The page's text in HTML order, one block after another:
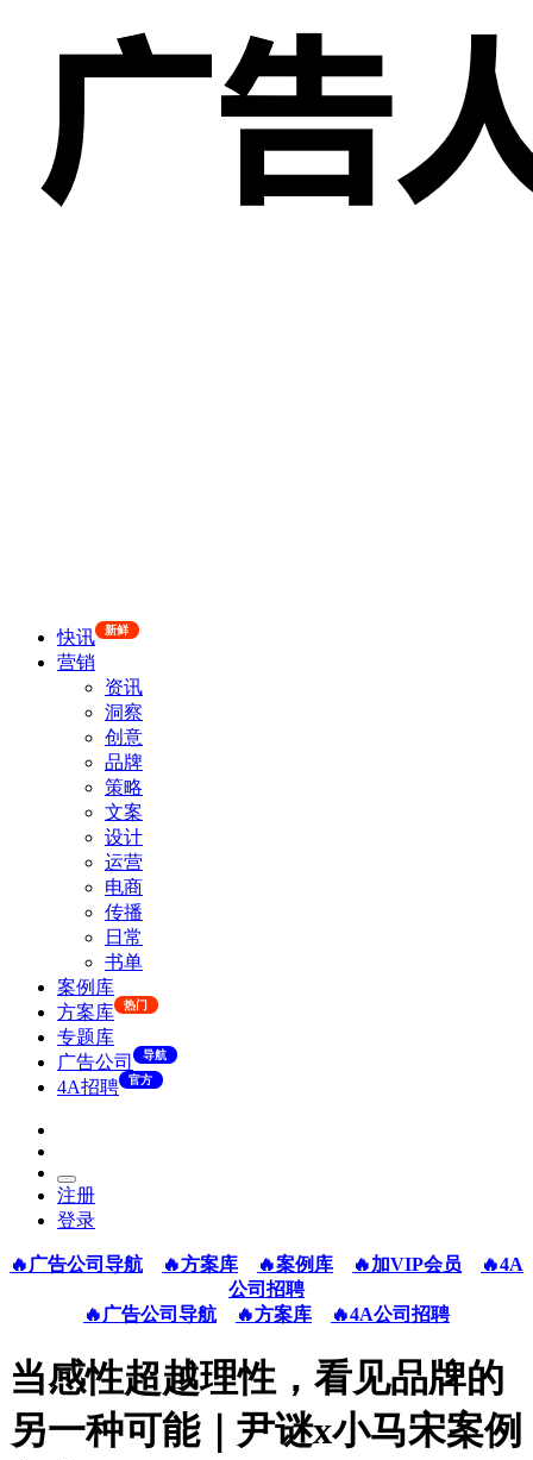
快讯 新鲜
营销
资讯
洞察
创意
品牌
策略
文案
设计
运营
电商
传播
日常
书单
案例库
方案库
热门
专题库
广告公司
导航
4A招聘 官方
注册
登录
🔥广告公司导航 🔥方案库 🔥案例库 🔥加VIP会员
🔥4A
公司招聘
🔥广告公司导航
🔥方案库 🔥4A公司招聘
当感性超越理性，看见品牌的
另一种可能｜尹谜x小马宋案例